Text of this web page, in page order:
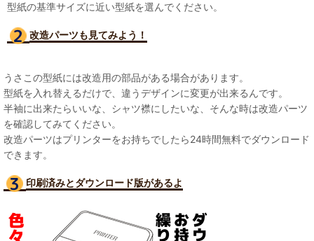
型紙の基準サイズに近い型紙を選んでください。
改造パーツも見てみよう！
うさこの型紙には改造用の部品がある場合があります。
型紙を入れ替えるだけで、違うデザインに変更が出来るんです。
半袖に出来たらいいな、シャツ襟にしたいな、そんな時は改造パーツ
を確認してみてください。
改造パーツはプリンターをお持ちでしたら24時間無料でダウンロード
できます。
印刷済みとダウンロード版があるよ